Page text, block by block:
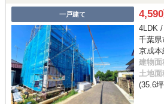
一戸建て
4LDK
千葉県
京成本
建物面
土地面
(35.6